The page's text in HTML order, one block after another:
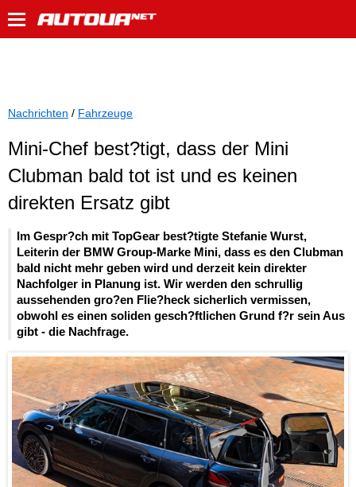
Nachrichten / Fahrzeuge
Mini-Chef best?tigt, dass der Mini
Clubman bald tot ist und es keinen
direkten Ersatz gibt
Im Gespr?ch mit TopGear best?tigte Stefanie Wurst,
Leiterin der BMW Group-Marke Mini, dass es den Clubman
bald nicht mehr geben wird und derzeit kein direkter
Nachfolger in Planung ist. Wir werden den schrullig
aussehenden gro?en Flie?heck sicherlich vermissen,
obwohl es einen soliden gesch?ftlichen Grund f?r sein Aus
gibt - die Nachfrage.